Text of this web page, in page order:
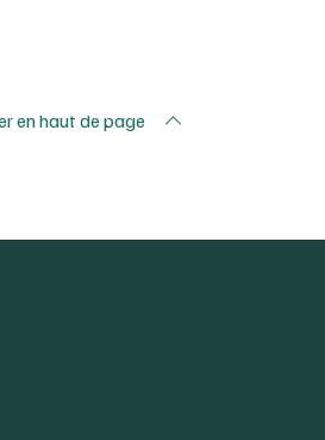
en haut de page